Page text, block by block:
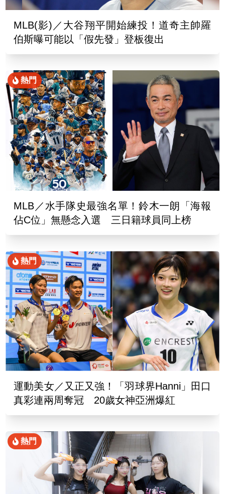
MLB(影)／大谷翔平開始練投！道奇主帥羅
伯斯曝可能以「假先發」登板復出
熱門
MLB／水手隊史最強名單！鈴木一朗「海報
佔C位」無懸念入選 三日籍球員同上榜
熱門
運動美女／又正又強！「羽球界Hanni」田口
真彩連兩周奪冠 20歲女神亞洲爆紅
熱門